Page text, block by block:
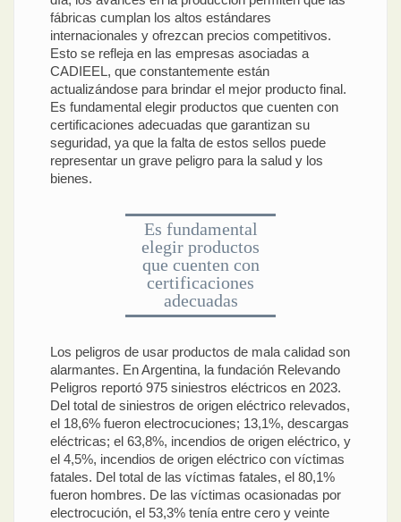
fábricas cumplan los altos estándares
internacionales y ofrezcan precios competitivos.
Esto se refleja en las empresas asociadas a
CADIEEL, que constantemente están
actualizándose para brindar el mejor producto final.
Es fundamental elegir productos que cuenten con
certificaciones adecuadas que garantizan su
seguridad, ya que la falta de estos sellos puede
representar un grave peligro para la salud y los
bienes.
Es fundamental
elegir productos
que cuenten con
certificaciones
adecuadas
Los peligros de usar productos de mala calidad son
alarmantes. En Argentina, la fundación Relevando
Peligros reportó 975 siniestros eléctricos en 2023.
Del total de siniestros de origen eléctrico relevados,
el 18,6% fueron electrocuciones; 13,1%, descargas
eléctricas; el 63,8%, incendios de origen eléctrico, y
el 4,5%, incendios de origen eléctrico con víctimas
fatales. Del total de las víctimas fatales, el 80,1%
fueron hombres. De las víctimas ocasionadas por
electrocución, el 53,3% tenía entre cero y veinte